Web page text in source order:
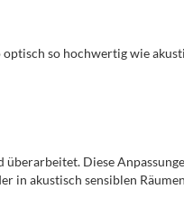
so hochwertig wie
Diese
in akustisch sensiblen